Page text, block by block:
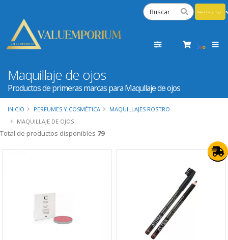
Maquillaje de ojos
Productos de primeras marcas para Maqullaje de ojos
INICIO PERFUMES Y COSMÉTICA
MAQUILLAJES ROSTRO
MAQUILLAJE DE OJOS
Total de productos disponibles 79